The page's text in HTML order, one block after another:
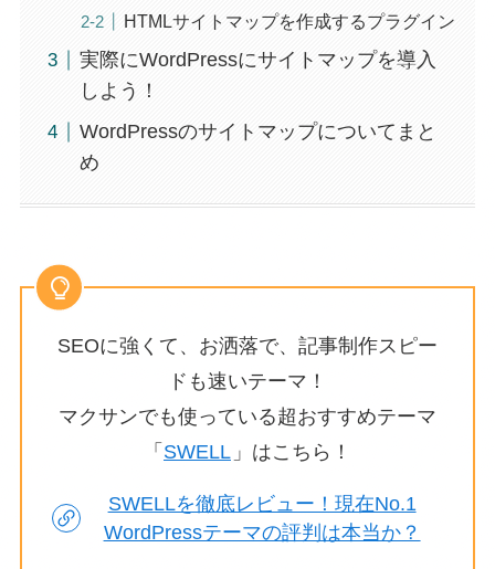
HTMLサイトマップを作成するプラグイン
実際にWordPressにサイトマップを導入
しよう！
WordPressのサイトマップについてまと
め
SEOに強くて、お洒落で、記事制作スピー
ドも速いテーマ！
マクサンでも使っている超おすすめテーマ
「 SWELL 」はこちら！
SWELLを徹底レビュー！現在No.1
WordPressテーマの評判は本当か？